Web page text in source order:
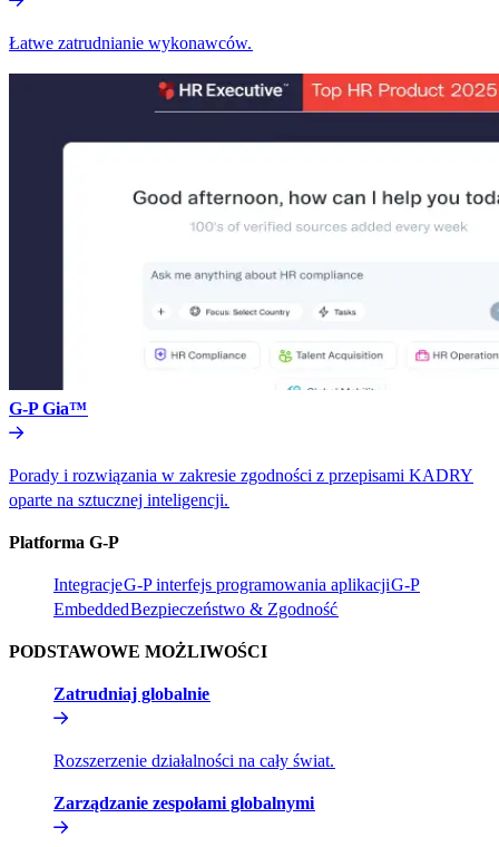
Łatwe zatrudnianie wykonawców.​​
G-P Gia™​​
Porady i rozwiązania w zakresie zgodności z przepisami KADRY
oparte na sztucznej inteligencji.​​
Platforma G-P​​
Integracje​​G-P interfejs programowania aplikacji​​G-P
Embedded​​Bezpieczeństwo & Zgodność​​
PODSTAWOWE MOŻLIWOŚCI​​
Zatrudniaj globalnie​​
Rozszerzenie działalności na cały świat.​​
Zarządzanie zespołami globalnymi​​